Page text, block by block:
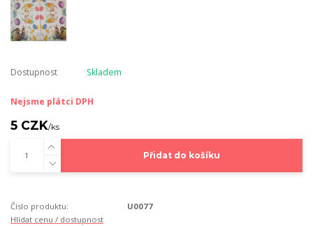
Dostupnost Skladem
Nejsme plátci DPH
5 CZK/ks
Přidat do košíku
Číslo produktu:
U0077
Hlídat cenu / dostupnost